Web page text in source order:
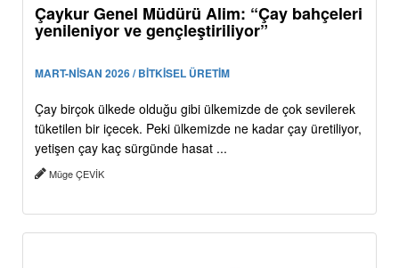
Çaykur Genel Müdürü Alim: “Çay bahçeleri
yenileniyor ve gençleştiriliyor”
MART-NİSAN 2026 / BİTKİSEL ÜRETİM
Çay birçok ülkede olduğu gibi ülkemizde de çok sevilerek
tüketilen bir içecek. Peki ülkemizde ne kadar çay üretiliyor,
yetişen çay kaç sürgünde hasat ...
Müge ÇEVİK